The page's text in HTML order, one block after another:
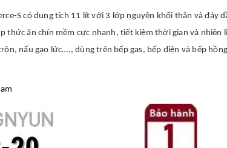
S có dung tích 11 lít với 3 lớp nguyên khối thân và đáy
thức ăn chín mềm cực nhanh, tiết kiệm thời gian và nhiên
nấu gạo lức…., dùng trên bếp gas, bếp điện và bếp hồng